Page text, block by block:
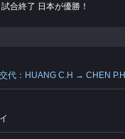
合終了 日本が優勝！
代：HUANG C.H → CHEN P.H